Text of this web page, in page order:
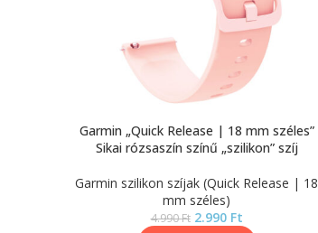
Garmin „Quick Release | 18 mm széles”
Sikai rózsaszín színű „szilikon” szíj
Garmin szilikon szíjak (Quick Release | 18
mm széles)
4.990Ft 2.990 Ft